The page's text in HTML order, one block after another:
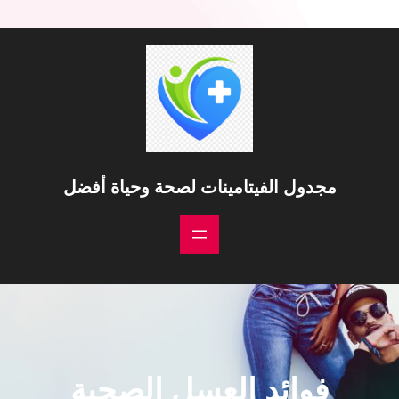
مجدول الفيتامينات لصحة وحياة أفضل
فوائد العسل الصحية